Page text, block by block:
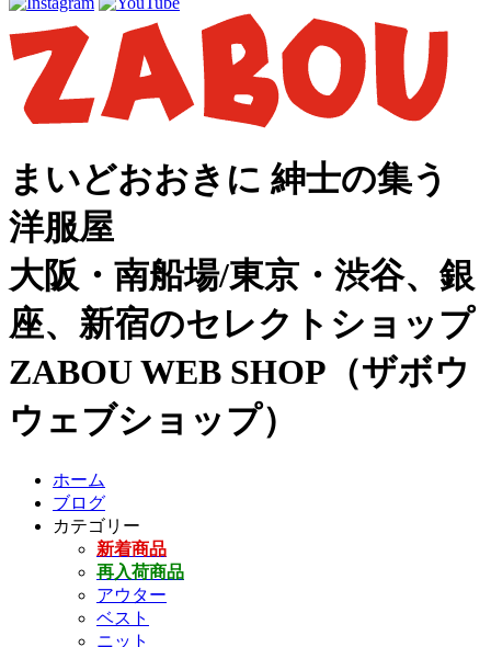
まいどおおきに 紳士の集う
洋服屋
大阪・南船場/東京・渋谷、銀
座、新宿のセレクトショップ
ZABOU WEB SHOP（ザボウ
ウェブショップ）
ホーム
ブログ
カテゴリー
新着商品
再入荷商品
アウター
ベスト
ニット